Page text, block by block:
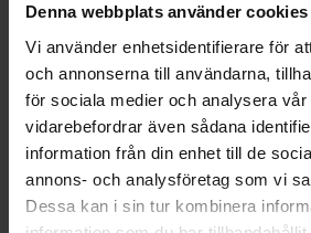
Denna webbplats använder cookies
Vi använder enhetsidentifierare för
och annonserna till användarna,
för sociala medier och analysera
vidarebefordrar även sådana
information från din enhet till de
annons- och analysföretag som vi
Dessa kan i sin tur kombinera
Material
Vitt guld
Ädelmetall
18K
Sten/Pärla
Antal diamanter
14
Diamantslipning
Briljant
Diamantfärg
Diamantklarhet
SI